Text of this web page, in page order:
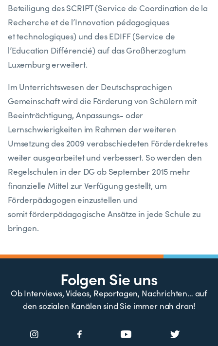
Beteiligung des SCRIPT (Service de Coordination de la
Recherche et de l’Innovation pédagogiques
et technologiques) und des EDIFF (Service de
l’Education Différencié) auf das Großherzogtum
Luxemburg erweitert.
Im Unterrichtswesen der Deutschsprachigen
Gemeinschaft wird die Förderung von Schülern mit
Beeinträchtigung, Anpassungs- oder
Lernschwierigkeiten im Rahmen der weiteren
Umsetzung des 2009 verabschiedeten Förderdekretes
weiter ausgearbeitet und verbessert. So werden den
Regelschulen in der DG ab September 2015 mehr
finanzielle Mittel zur Verfügung gestellt, um
Förderpädagogen einzustellen und
somit förderpädagogische Ansätze in jede Schule zu
bringen.
Folgen Sie uns
Ob Interviews, Videos, Reportagen, Nachrichten… auf
den sozialen Kanälen sind Sie immer nah dran!